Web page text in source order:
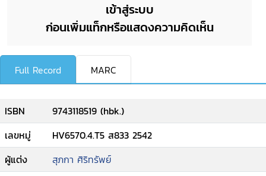
เข้าสู่ระบบ
ก่อนเพิ่มแท็กหรือแสดงความคิดเห็น
Full Record MARC
ISBN
9743118519 (hbk.)
เลขหมู่
HV6570.4.T5 ส833 2542
ผู้แต่ง
สุภกา ศิริทรัพย์